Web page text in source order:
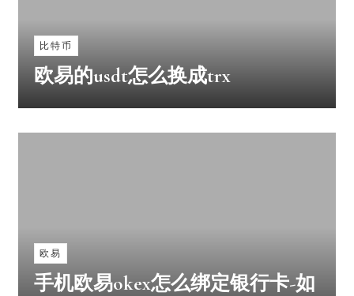
比特币
欧易的usdt怎么换成trx
欧易
手机欧易okex怎么绑定银行卡-如